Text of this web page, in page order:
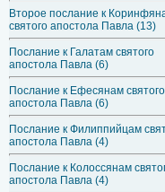
Второе послание к
святого апостола Павла (13)
Послание к Галатам святого
апостола Павла (6)
Послание к Ефесянам святого
апостола Павла (6)
Послание к Филиппийцам
апостола Павла (4)
Послание к Колоссянам
апостола Павла (4)